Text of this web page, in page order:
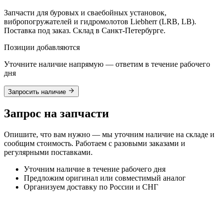
Запчасти для буровых и сваебойных установок,
вибропогружателей и гидромолотов Liebherr (LRB, LB).
Поставка под заказ. Склад в Санкт-Петербурге.
Позиции добавляются
Уточните наличие напрямую — ответим в течение рабочего
дня
Запросить наличие
Запрос на запчасти
Опишите, что вам нужно — мы уточним наличие на складе и
сообщим стоимость. Работаем с разовыми заказами и
регулярными поставками.
Уточним наличие в течение рабочего дня
Предложим оригинал или совместимый аналог
Организуем доставку по России и СНГ